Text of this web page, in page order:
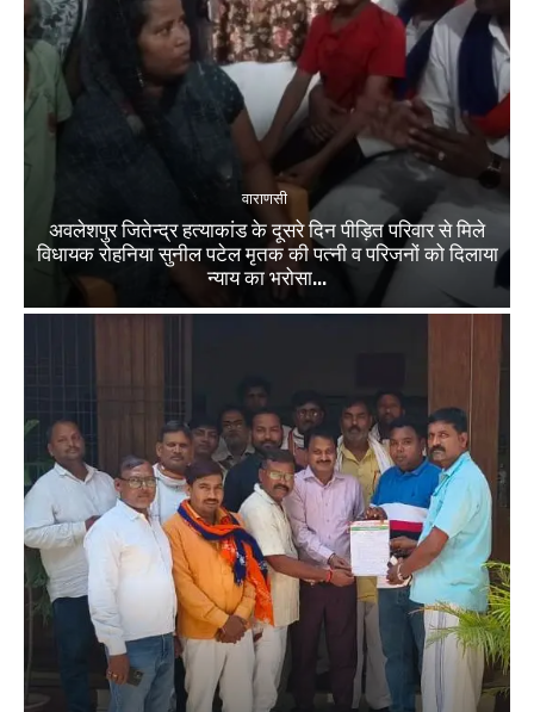
वाराणसी
अवलेशपुर जितेन्द्र हत्याकांड के दूसरे दिन पीड़ित परिवार से मिले
विधायक रोहनिया सुनील पटेल मृतक की पत्नी व परिजनों को दिलाया
न्याय का भरोसा...